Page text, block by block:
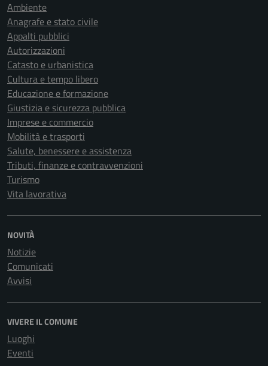
Ambiente
Anagrafe e stato civile
Appalti pubblici
Autorizzazioni
Catasto e urbanistica
Cultura e tempo libero
Educazione e formazione
Giustizia e sicurezza pubblica
Imprese e commercio
Mobilità e trasporti
Salute, benessere e assistenza
Tributi, finanze e contravvenzioni
Turismo
Vita lavorativa
NOVITÀ
Notizie
Comunicati
Avvisi
VIVERE IL COMUNE
Luoghi
Eventi